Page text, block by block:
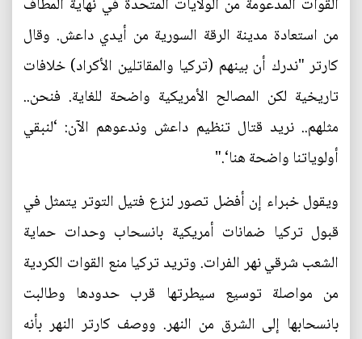
من استعادة مدينة الرقة السورية من أيدي داعش. وقال
كارتر "ندرك أن بينهم (تركيا والمقاتلين الأكراد) خلافات
تاريخية لكن المصالح الأمريكية واضحة للغاية. فنحن..
مثلهم.. نريد قتال تنظيم داعش وندعوهم الآن: ‘لنبقي
أولوياتنا واضحة هنا‘."
ويقول خبراء إن أفضل تصور لنزع فتيل التوتر يتمثل في
قبول تركيا ضمانات أمريكية بانسحاب وحدات حماية
الشعب شرقي نهر الفرات. وتريد تركيا منع القوات الكردية
من مواصلة توسيع سيطرتها قرب حدودها وطالبت
بانسحابها إلى الشرق من النهر. ووصف كارتر النهر بأنه